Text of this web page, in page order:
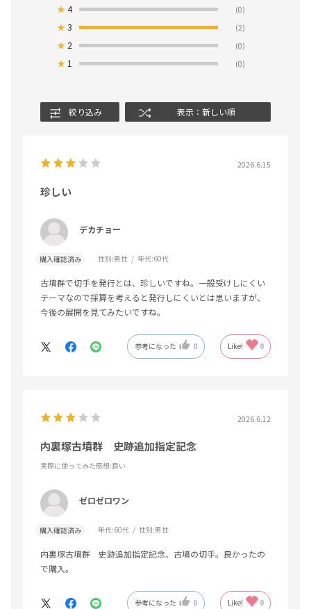
★4 (0)
★3 (2)
★ 2 (0)
★ 1 (0)
絞り込み 表示：新しい順
2026.6.15
珍しい
デカチョー
購入確認済み 性別:男性 年代:60代
古墳群で切手を発行とは、珍しいですね。一般受けしにくい
テーマなので採算を考えると発行しにくいとは思いますが、
今後の展開を見てみたいですね。
参考になった 0 Like! 0
2026.6.12
内裏塚古墳群 史跡追加指定記念
実際に使ってみた感想:良い
ゼロゼロワン
購入確認済み 年代:60代 性別:男性
内裏塚古墳群 史跡追加指定記念、古墳の切手。良かったの
で購入。
参考になった 0 Like! 0